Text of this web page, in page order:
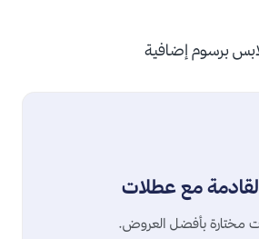
برسوم إضافية
مع عطلات
مختارة بأفضل العروض.